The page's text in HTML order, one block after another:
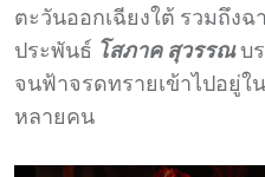
ตะวันออกเฉียงใต้ รวมถึงฉ
ประพันธ์ โสภาค สุวรรณบ
จนฟ้าจรดทรายเข้าไปอยู่
หลายคน